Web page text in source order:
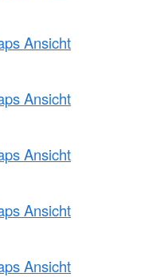
Ansicht
Ansicht
Ansicht
Ansicht
Ansicht